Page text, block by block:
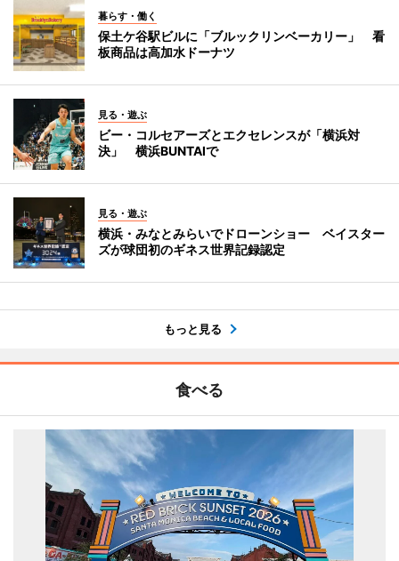
暮らす・働く
保土ケ谷駅ビルに「ブルックリンベーカリー」 看
板商品は高加水ドーナツ
見る・遊ぶ
ビー・コルセアーズとエクセレンスが「横浜対
決」 横浜BUNTAIで
見る・遊ぶ
横浜・みなとみらいでドローンショー ベイスター
ズが球団初のギネス世界記録認定
もっと見る
食べる